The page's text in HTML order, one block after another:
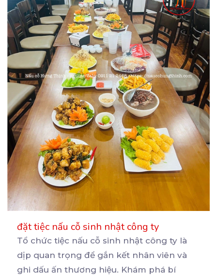
đặt tiệc nấu cỗ sinh nhật công ty
Tổ chức tiệc nấu cỗ sinh nhật công ty là
dịp quan trọng để gắn kết nhân viên và
ghi dấu ấn thương hiệu. Khám phá bí